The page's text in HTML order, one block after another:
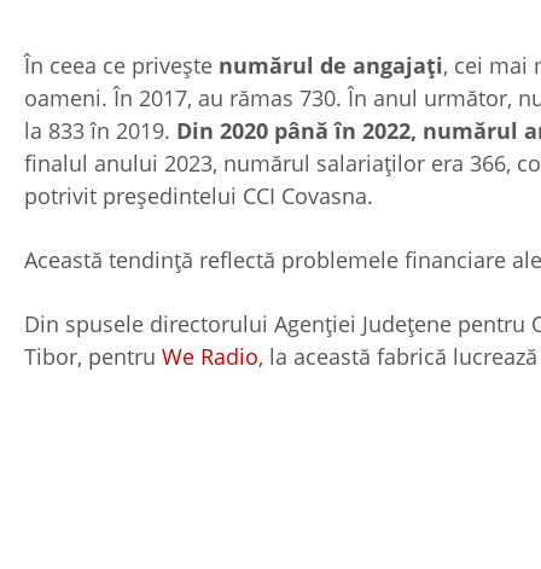
În ceea ce privește numărul de angajați, cei mai
oameni. În 2017, au rămas 730. În anul următor,
la 833 în 2019. Din 2020 până în 2022,
finalul anului 2023, numărul salariaților era 366,
potrivit președintelui CCI Covasna.
Această tendință reflectă problemele financiare
Din spusele directorului Agenţiei Judeţene pentru
Tibor, pentru We Radio, la această fabrică